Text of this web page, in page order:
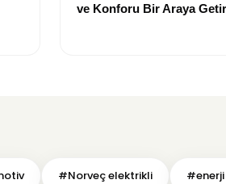
ve Konforu Bir Araya
#Norveç elektrikli